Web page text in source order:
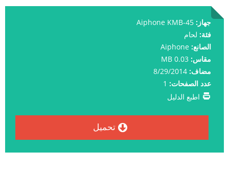
جهاز:
فئة: لحام
الصانع: Aiphone
مقاس:
مضاف:
عدد الصفحات:
اطبع الدليل
تحميل